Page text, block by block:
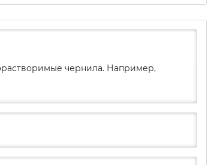
чернила. Например,